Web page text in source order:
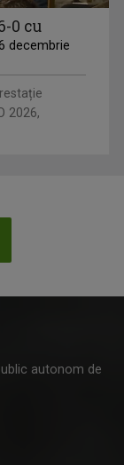
0 cu
decembrie
2026,
autonom de